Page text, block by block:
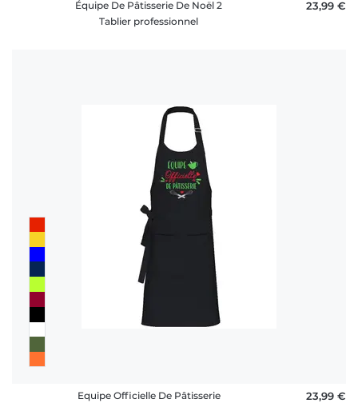
Équipe De Pâtisserie De Noël 2
Tablier professionnel
23,99 €
Equipe Officielle De Pâtisserie
23,99 €